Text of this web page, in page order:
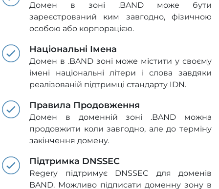
Домен в зоні .BAND може бути
зареєстрований ким завгодно, фізичною
особою або корпорацією.
Національні Імена
Домен в .BAND зоні може містити у своєму
імені національні літери і слова завдяки
реалізованій підтримці стандарту IDN.
Правила Продовження
Домен в доменній зоні .BAND можна
продовжити коли завгодно, але до терміну
закінчення домену.
Підтримка DNSSEC
Regery підтримує DNSSEC для доменів
BAND. Можливо підписати доменну зону в